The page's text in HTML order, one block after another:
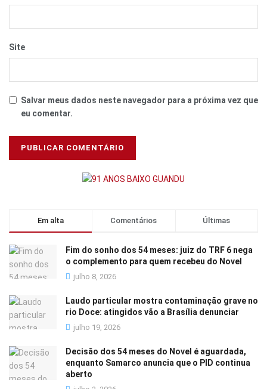
Site
Salvar meus dados neste navegador para a próxima vez que
eu comentar.
Em alta Comentários Últimas
Fim do sonho dos 54 meses: juiz do TRF 6 nega
o complemento para quem recebeu do Novel
julho 8, 2026
Laudo particular mostra contaminação grave no
rio Doce: atingidos vão a Brasília denunciar
julho 19, 2026
Decisão dos 54 meses do Novel é aguardada,
enquanto Samarco anuncia que o PID continua
aberto